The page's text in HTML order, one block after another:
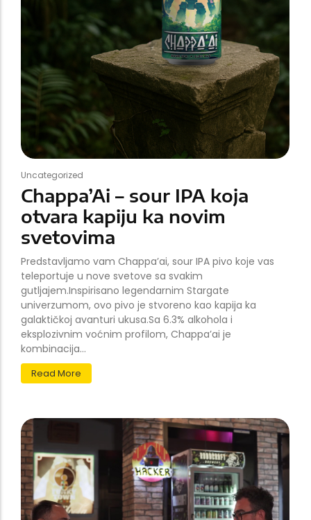
Uncategorized
Chappa’Ai – sour IPA koja
otvara kapiju ka novim
svetovima
Predstavljamo vam Chappa’ai, sour IPA pivo koje vas
teleportuje u nove svetove sa svakim
gutljajem.Inspirisano legendarnim Stargate
univerzumom, ovo pivo je stvoreno kao kapija ka
galaktičkoj avanturi ukusa.Sa 6.3% alkohola i
eksplozivnim voćnim profilom, Chappa’ai je
kombinacija...
Read More